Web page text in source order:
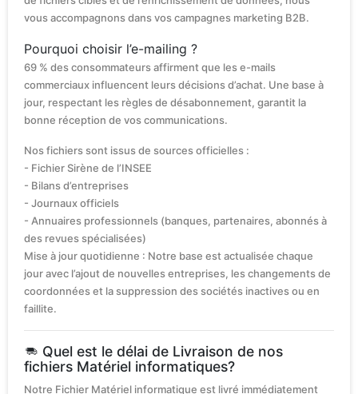
vous accompagnons dans vos campagnes marketing B2B.
Pourquoi choisir l’e-mailing ?
69 % des consommateurs affirment que les e-mails
commerciaux influencent leurs décisions d’achat. Une base à
jour, respectant les règles de désabonnement, garantit la
bonne réception de vos communications.
Nos fichiers sont issus de sources officielles :
- Fichier Sirène de l’INSEE
- Bilans d’entreprises
- Journaux officiels
- Annuaires professionnels (banques, partenaires, abonnés à
des revues spécialisées)
Mise à jour quotidienne : Notre base est actualisée chaque
jour avec l’ajout de nouvelles entreprises, les changements de
coordonnées et la suppression des sociétés inactives ou en
faillite.
Quel est le délai de Livraison de nos
fichiers Matériel informatiques?
Notre Fichier Matériel informatique est livré immédiatement